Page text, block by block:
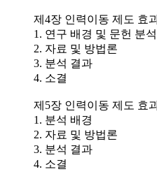
제4장 인력이동 제도 효
1. 연구 배경 및 문헌 분석
2. 자료 및 방법론
3. 분석 결과
4. 소결
제5장 인력이동 제도 효
1. 분석 배경
2. 자료 및 방법론
3. 분석 결과
4. 소결